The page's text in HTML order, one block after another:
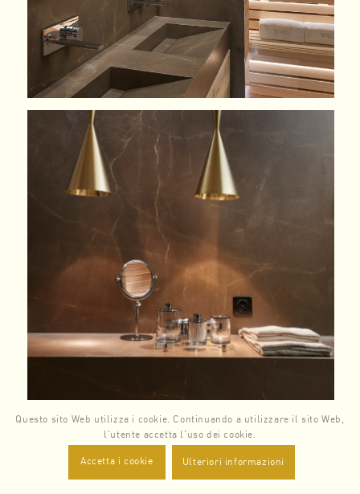
Questo sito Web utilizza i cookie. Continuando a utilizzare il sito Web,
l'utente accetta l'uso dei cookie.
Accetta i cookie Ulteriori informazioni